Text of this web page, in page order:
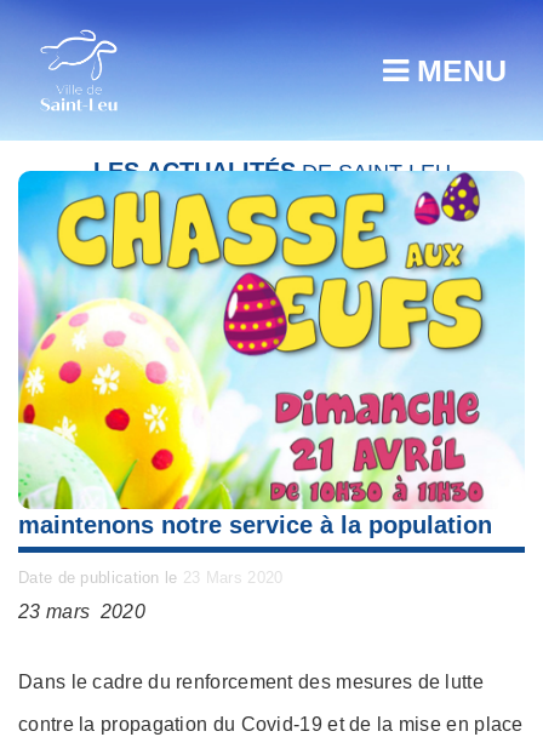
MENU
LES ACTUALITÉSDE SAINT-LEU
COVID 19 Communiqué de la Ville : nous
maintenons notre service à la population
Date de publication le Posted
23 Mars 2020
23 mars 2020
Dans le cadre du renforcement des mesures de lutte
contre la propagation du Covid-19 et de la mise en place